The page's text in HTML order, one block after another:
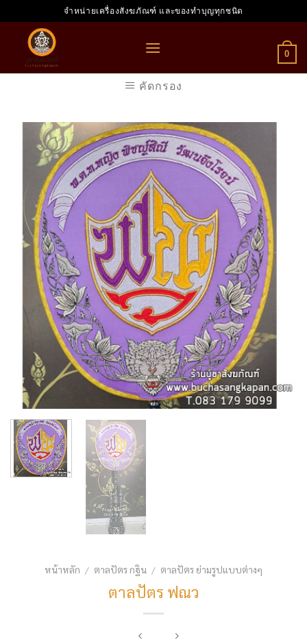
to
content
จำหน่ายเครื่องสังฆภัณฑ์ และของทำบุญทุกชนิด
0
คัดกรอง
หน้าหลัก / ตาลปัตร กฐิน / ตาลปัตร ย่ามรูปแบบต่างๆ
ตาลปัตร ฟณว